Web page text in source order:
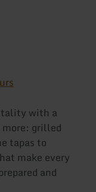
with a
grilled
tapas to
make every
and